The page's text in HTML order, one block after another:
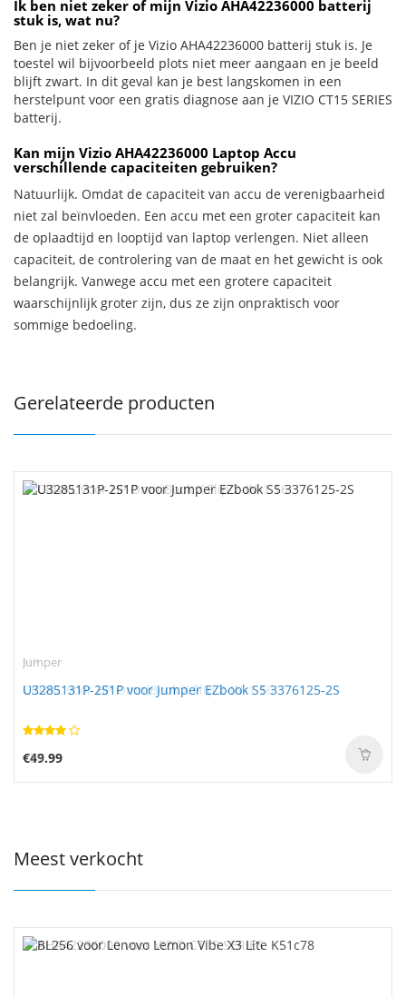
Ik ben niet zeker of mijn Vizio AHA42236000 batterij
stuk is, wat nu?
Ben je niet zeker of je Vizio AHA42236000 batterij stuk is. Je
toestel wil bijvoorbeeld plots niet meer aangaan en je beeld
blijft zwart. In dit geval kan je best langskomen in een
herstelpunt voor een gratis diagnose aan je VIZIO CT15 SERIES
batterij.
Kan mijn Vizio AHA42236000 Laptop Accu
verschillende capaciteiten gebruiken?
Natuurlijk. Omdat de capaciteit van accu de verenigbaarheid
niet zal beïnvloeden. Een accu met een groter capaciteit kan
de oplaadtijd en looptijd van laptop verlengen. Niet alleen
capaciteit, de controlering van de maat en het gewicht is ook
belangrijk. Vanwege accu met een grotere capaciteit
waarschijnlijk groter zijn, dus ze zijn onpraktisch voor
sommige bedoeling.
Gerelateerde producten
Jumper
U3285131P-2S1P voor Jumper EZbook S5 3376125-2S
€49.99
Meest verkocht